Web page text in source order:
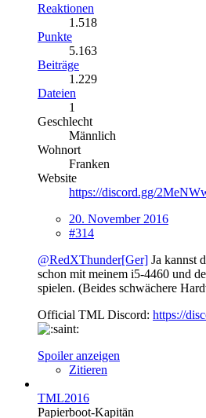
Reaktionen
1.518
Punkte
5.163
Beiträge
1.229
Dateien
1
Geschlecht
Männlich
Wohnort
Franken
Website
https://discord.gg/
20. November 2016
#314
@RedXThunder[Ger] Ja kannst
schon mit meinem i5-4460 und
spielen. (Beides schwächere
Official TML Discord: https://
Spoiler anzeigen
Zitieren
TML2016
Papierboot-Kapitän